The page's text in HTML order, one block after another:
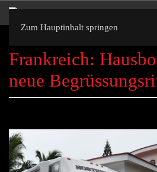
Zum Hauptinhalt springen
Frankreich:
neue